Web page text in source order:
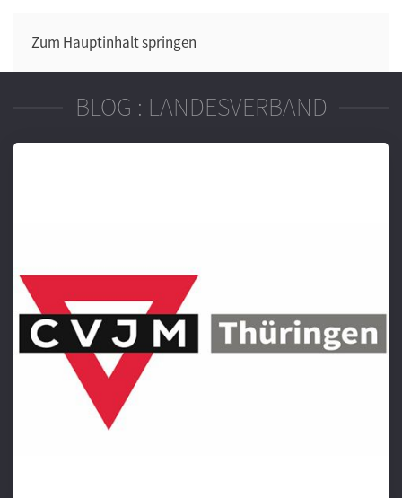
Zum Hauptinhalt springen
BLOG : LANDESVERBAND